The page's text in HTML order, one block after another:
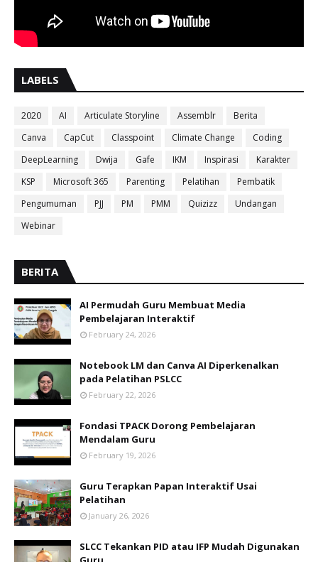
LABELS
2020 AI Articulate Storyline Assemblr
Berita
Canva
CapCut Classpoint Climate Change
Coding
DeepLearning
Dwija Gafe IKM Inspirasi
Karakter
KSP
Microsoft 365 Parenting Pelatihan
Pembatik
Pengumuman
PJJ PM PMM Quizizz
Undangan
Webinar
BERITA
AI Permudah Guru Membuat Media
Pembelajaran Interaktif
February 24, 2026
Notebook LM dan Canva AI Diperkenalkan
pada Pelatihan PSLCC
February 22, 2026
Fondasi TPACK Dorong Pembelajaran
Mendalam Guru
February 19, 2026
Guru Terapkan Papan Interaktif Usai
Pelatihan
January 26, 2026
SLCC Tekankan PID atau IFP Mudah Digunakan